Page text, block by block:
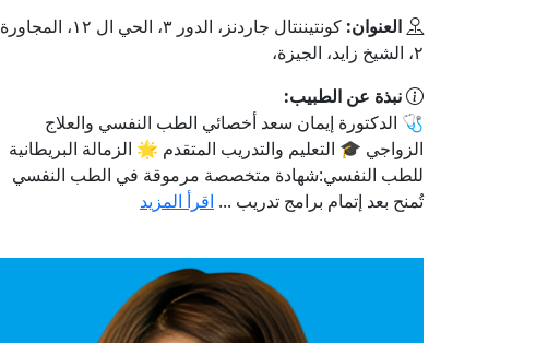
العنوان:
كونتيننتال جاردنز، الدور ٣، الحي ال ١٢، المجاورة
٢، الشيخ زايد، الجيزة،
نبذة عن الطبيب:
🩺 الدكتورة إيمان سعد أخصائي الطب النفسي والعلاج
الزواجي 🎓 التعليم والتدريب المتقدم 🌟 الزمالة البريطانية
للطب النفسي:شهادة متخصصة مرموقة في الطب النفسي
تُمنح بعد إتمام برامج تدريب ... اقرأ المزيد